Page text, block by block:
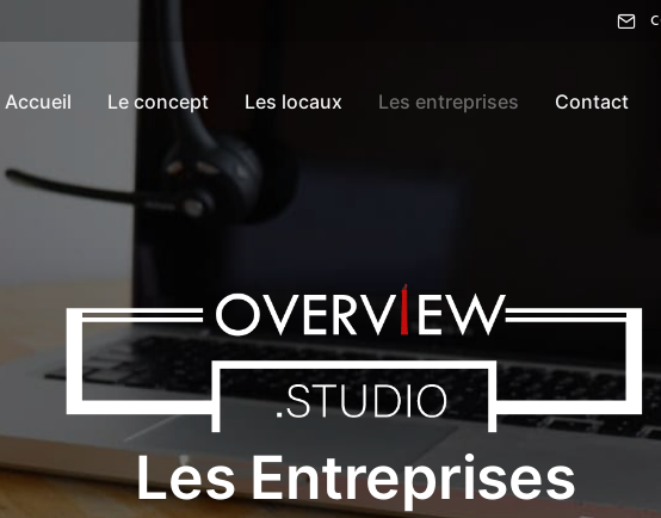
Accueil Le concept Les locaux Les entreprises Contact
Les Entreprises